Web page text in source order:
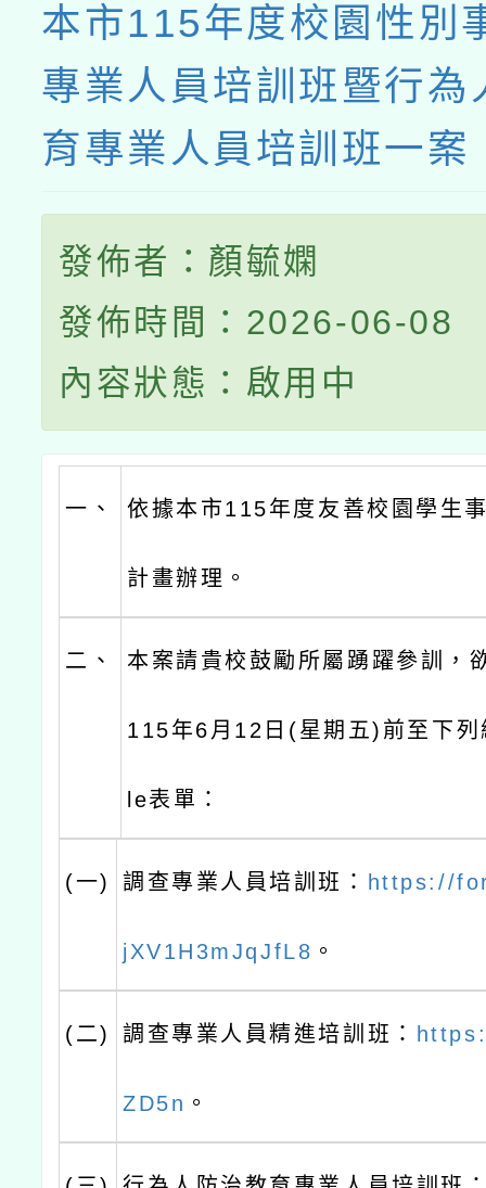
本市115年度校園性別
專業人員培訓班暨行為
育專業人員培訓班一案
發佈者：顏毓嫻
發佈時間：2026-06-08
內容狀態：啟用中
一、 依據本市115年度友善校園學生
計畫辦理。
二、 本案請貴校鼓勵所屬踴躍參訓，
115年6月12日(星期五)前至下
le表單：
(一) 調查專業人員培訓班： https://
jXV1H3mJqJfL8 。
(二) 調查專業人員精進培訓班：
ZD5n 。